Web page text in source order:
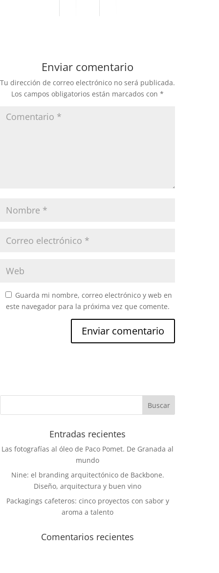
Enviar comentario
Tu dirección de correo electrónico no será publicada.
Los campos obligatorios están marcados con*
Guarda mi nombre, correo electrónico y web en
este navegador para la próxima vez que comente.
Entradas recientes
Las fotografías al óleo de Paco Pomet. De Granada al
mundo
Nine: el branding arquitectónico de Backbone.
Diseño, arquitectura y buen vino
Packagings cafeteros: cinco proyectos con sabor y
aroma a talento
Comentarios recientes